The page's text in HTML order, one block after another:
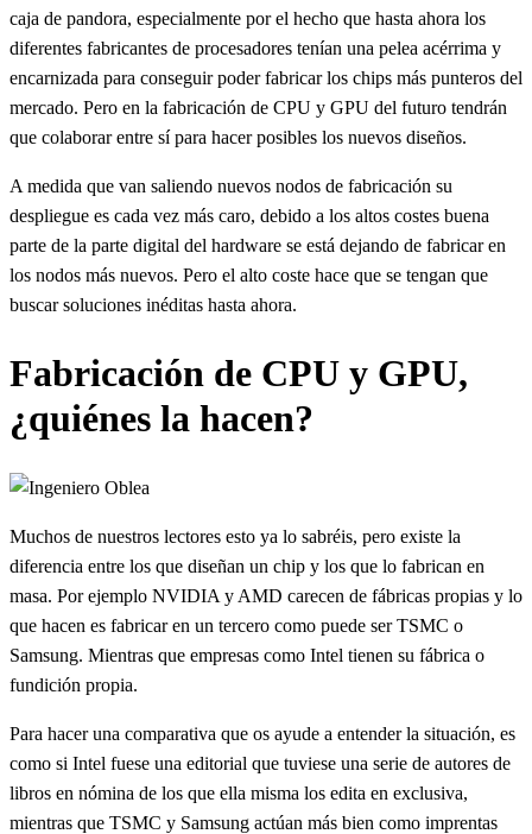
caja de pandora, especialmente por el hecho que hasta ahora los
diferentes fabricantes de procesadores tenían una pelea acérrima y
encarnizada para conseguir poder fabricar los chips más punteros del
mercado. Pero en la fabricación de CPU y GPU del futuro tendrán
que colaborar entre sí para hacer posibles los nuevos diseños.
A medida que van saliendo nuevos nodos de fabricación su
despliegue es cada vez más caro, debido a los altos costes buena
parte de la parte digital del hardware se está dejando de fabricar en
los nodos más nuevos. Pero el alto coste hace que se tengan que
buscar soluciones inéditas hasta ahora.
Fabricación de CPU y GPU,
¿quiénes la hacen?
Muchos de nuestros lectores esto ya lo sabréis, pero existe la
diferencia entre los que diseñan un chip y los que lo fabrican en
masa. Por ejemplo NVIDIA y AMD carecen de fábricas propias y lo
que hacen es fabricar en un tercero como puede ser TSMC o
Samsung. Mientras que empresas como Intel tienen su fábrica o
fundición propia.
Para hacer una comparativa que os ayude a entender la situación, es
como si Intel fuese una editorial que tuviese una serie de autores de
libros en nómina de los que ella misma los edita en exclusiva,
mientras que TSMC y Samsung actúan más bien como imprentas